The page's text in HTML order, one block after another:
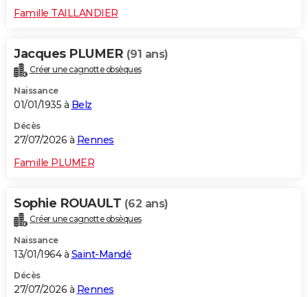
Famille TAILLANDIER
Jacques PLUMER (91 ans)
Créer une cagnotte obsèques
Naissance
01/01/1935 à Belz
Décès
27/07/2026 à Rennes
Famille PLUMER
Sophie ROUAULT (62 ans)
Créer une cagnotte obsèques
Naissance
13/01/1964 à Saint-Mandé
Décès
27/07/2026 à Rennes